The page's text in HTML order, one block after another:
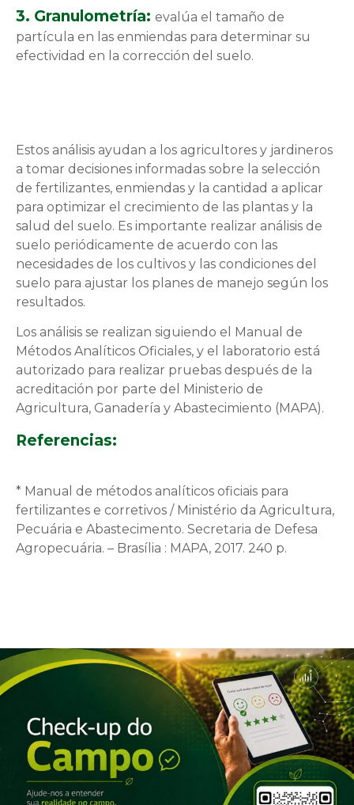
3. Granulometría: evalúa el tamaño de
partícula en las enmiendas para determinar su
efectividad en la corrección del suelo.
Estos análisis ayudan a los agricultores y jardineros
a tomar decisiones informadas sobre la selección
de fertilizantes, enmiendas y la cantidad a aplicar
para optimizar el crecimiento de las plantas y la
salud del suelo. Es importante realizar análisis de
suelo periódicamente de acuerdo con las
necesidades de los cultivos y las condiciones del
suelo para ajustar los planes de manejo según los
resultados.
Los análisis se realizan siguiendo el Manual de
Métodos Analíticos Oficiales, y el laboratorio está
autorizado para realizar pruebas después de la
acreditación por parte del Ministerio de
Agricultura, Ganadería y Abastecimiento (MAPA).
Referencias:
* Manual de métodos analíticos oficiais para
fertilizantes e corretivos / Ministério da Agricultura,
Pecuária e Abastecimento. Secretaria de Defesa
Agropecuária. – Brasília : MAPA, 2017. 240 p.